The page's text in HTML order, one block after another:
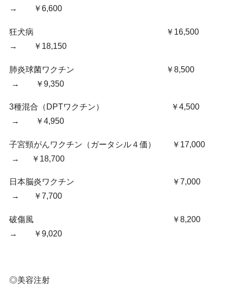
→ ￥6,600
狂犬病 ￥16,500
→ ￥18,150
肺炎球菌ワクチン ￥8,500
→ ￥9,350
3種混合（DPTワクチン） ￥4,500
→ ￥4,950
子宮頸がんワクチン（ガータシル４価） ￥17,000
→ ￥18,700
日本脳炎ワクチン ￥7,000
→ ￥7,700
破傷風 ￥8,200
→ ￥9,020
◎美容注射